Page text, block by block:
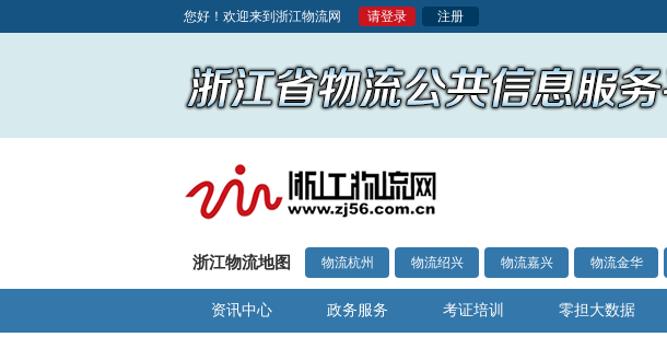
您好！欢迎来到浙江物流网 请登录 注册
浙江物流地图 物流杭州 物流绍兴 物流嘉兴 物流金华
资讯中心 政务服务 考证培训 零担大数据